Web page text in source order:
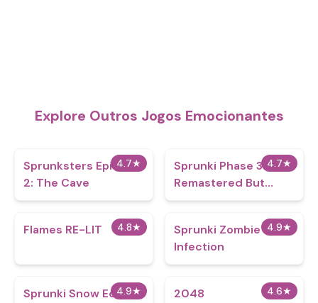
Explore Outros Jogos Emocionantes
4.7★
Sprunksters Episode
2: The Cave
4.7★
Sprunki Phase 3
Remastered But
Everyone is Vineria
4.8★
Flames RE-LIT 4.9★
Sprunki Zombie
Infection
4.9★
Sprunki Snow Edition 4.6★
2048